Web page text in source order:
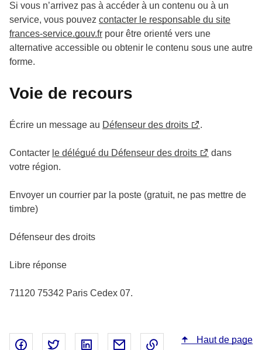
Si vous n’arrivez pas à accéder à un contenu ou à un
service, vous pouvez contacter le responsable du site
frances-service.gouv.fr pour être orienté vers une
alternative accessible ou obtenir le contenu sous une autre
forme.
Voie de recours
Écrire un message au Défenseur des droits .
Contacter le délégué du Défenseur des droits
dans
votre région.
Envoyer un courrier par la poste (gratuit, ne pas mettre de
timbre)
Défenseur des droits
Libre réponse
71120 75342 Paris Cedex 07.
Partager sur Facebook - nouvelle fenêtre
Partager sur Twitter - nouvelle fenêtre
Partager sur Linked In - nouvelle
Partager par email - nouvelle
Copier le lien dans le
Haut de page